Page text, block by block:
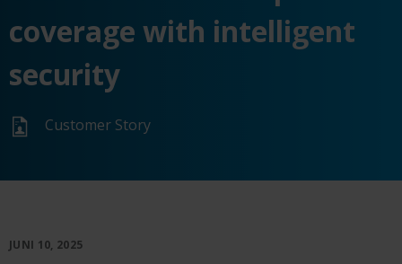
coverage with intelligent
security
Customer Story
JUNI 10, 2025